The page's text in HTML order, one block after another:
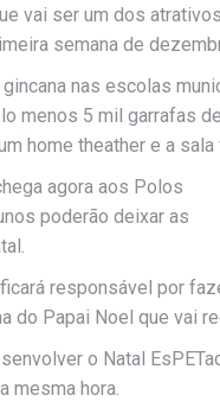
vai ser um dos
semana de
nas escolas
menos 5 mil garrafas
home theather e a
agora aos Polos
poderão deixar as
responsável por
do Papai Noel que vai
o Natal
mesma hora.